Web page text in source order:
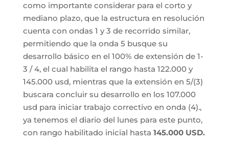
como importante considerar para el corto y
mediano plazo, que la estructura en resolución
cuenta con ondas 1 y 3 de recorrido similar,
permitiendo que la onda 5 busque su
desarrollo básico en el 100% de extensión de 1-
3 / 4, el cual habilita el rango hasta 122.000 y
145.000 usd, mientras que la extensión en 5/(3)
buscara concluir su desarrollo en los 107.000
usd para iniciar trabajo correctivo en onda (4).,
ya tenemos el diario del lunes para este punto,
con rango habilitado inicial hasta 145.000 USD.